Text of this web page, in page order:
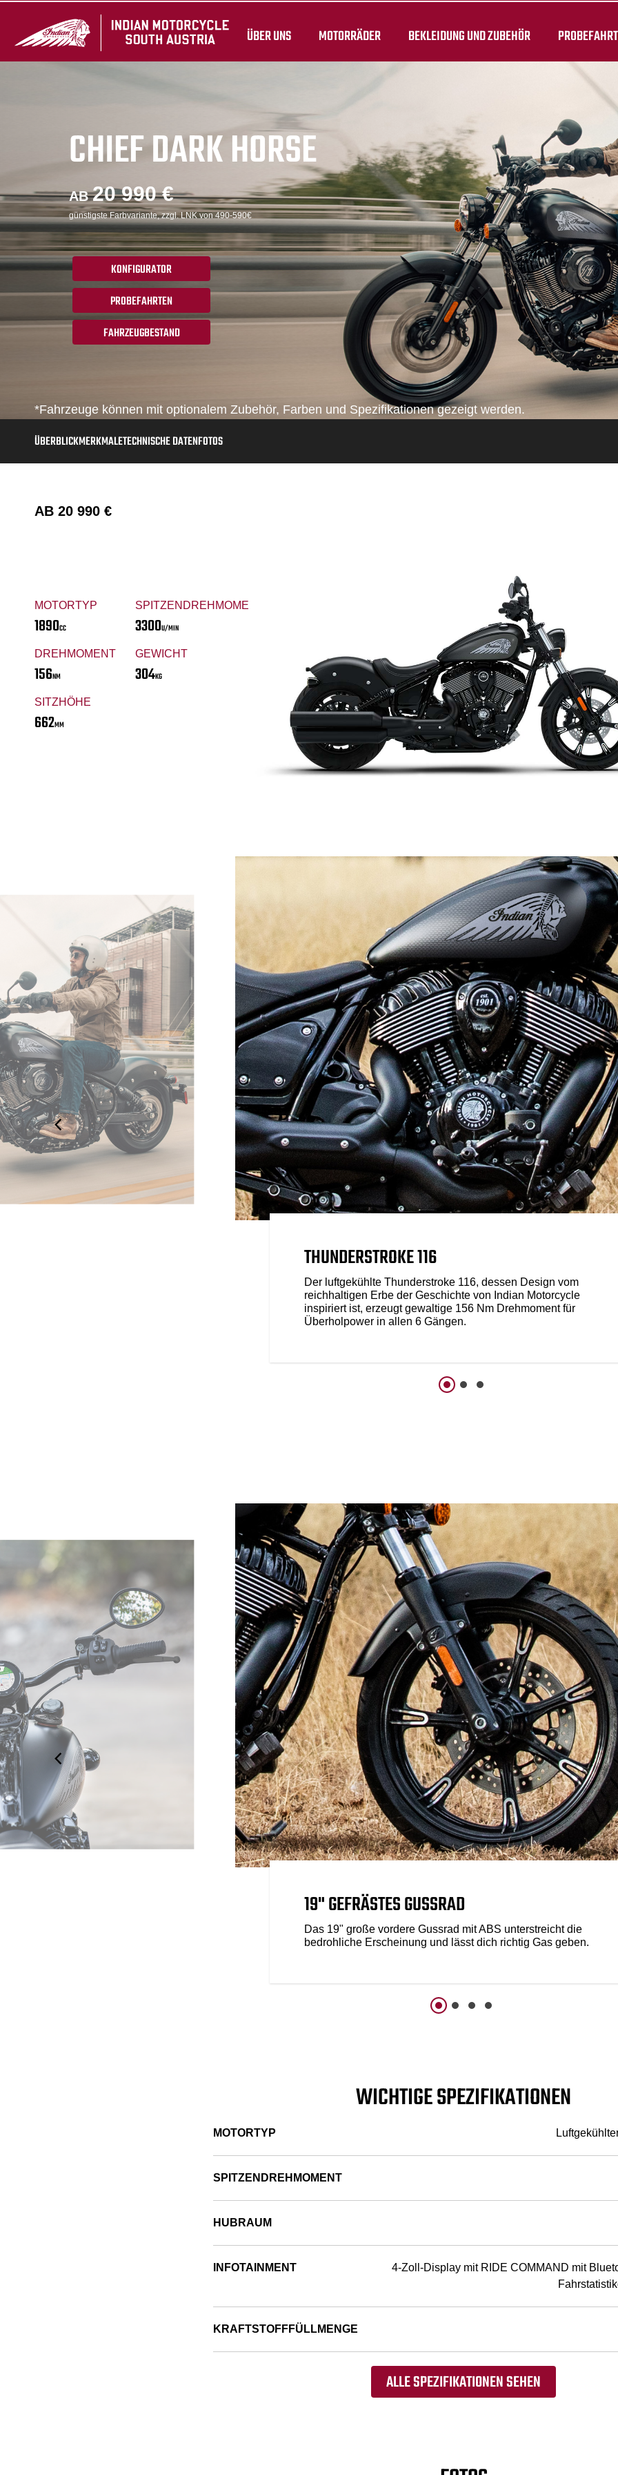
ÜBER UNS MOTORRÄDER BEKLEIDUNG UND ZUBEHÖR
CHIEF DARK HORSE
AB20 990 €
günstigste Farbvariante, zzgl. LNK von 490-590€
KONFIGURATOR
PROBEFAHRTEN
FAHRZEUGBESTAND
*Fahrzeuge können mit optionalem Zubehör, Farben und Spezifikationen gezeigt werden.
ÜBERBLICKMERKMALETECHNISCHE DATENFOTOS
AB 20 990 €
MOTORTYP
1890CC
SPITZENDREHMOMENT
3300U/MIN
DREHMOMENT
156NM
GEWICHT
304KG
SITZHÖHE
662MM
THUNDERSTROKE 116
Der luftgekühlte Thunderstroke 116, dessen Design vom
reichhaltigen Erbe der Geschichte von Indian Motorcycle
inspiriert ist, erzeugt gewaltige 156 Nm Drehmoment für
Überholpower in allen 6 Gängen.
19" GEFRÄSTES GUSSRAD
Das 19" große vordere Gussrad mit ABS unterstreicht die
bedrohliche Erscheinung und lässt dich richtig Gas geben.
WICHTIGE SPEZIFIKATIONEN
MOTORTYP
SPITZENDREHMOMENT
HUBRAUM
INFOTAINMENT
4-Zoll-Display mit RIDE COMMAND mit
KRAFTSTOFFFÜLLMENGE
ALLE SPEZIFIKATIONEN SEHEN